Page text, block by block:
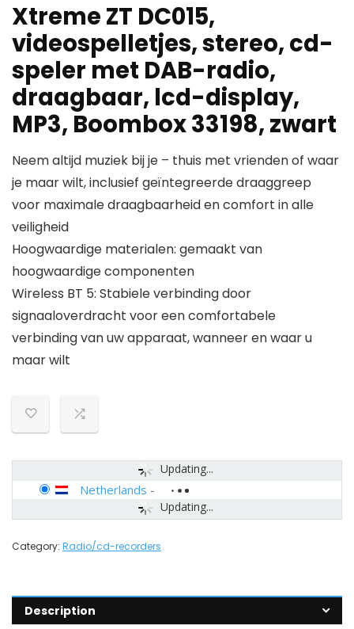
Xtreme ZT DC015,
videospelletjes, stereo, cd-
speler met DAB-radio,
draagbaar, lcd-display,
MP3, Boombox 33198, zwart
Neem altijd muziek bij je – thuis met vrienden of waar
je maar wilt, inclusief geïntegreerde draaggreep
voor maximale draagbaarheid en comfort in alle
veiligheid
Hoogwaardige materialen: gemaakt van
hoogwaardige componenten
Wireless BT 5: Stabiele verbinding door
signaaloverdracht voor een comfortabele
verbinding van uw apparaat, wanneer en waar u
maar wilt
Updating...
Updating...
Netherlands -
Category: Radio/cd-recorders
Description